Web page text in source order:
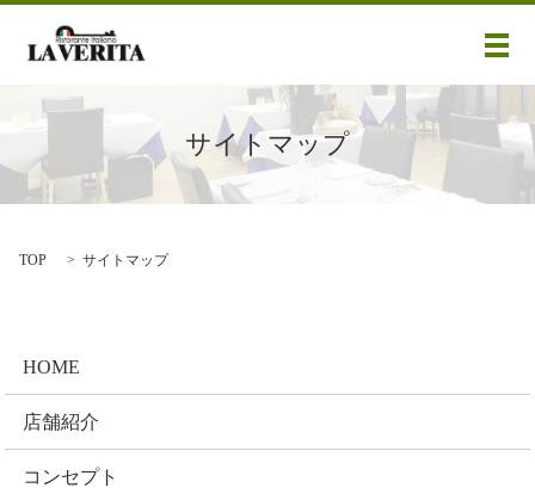
メ
サイトマップ
TOP サイトマップ
HOME
店舗紹介
コンセプト